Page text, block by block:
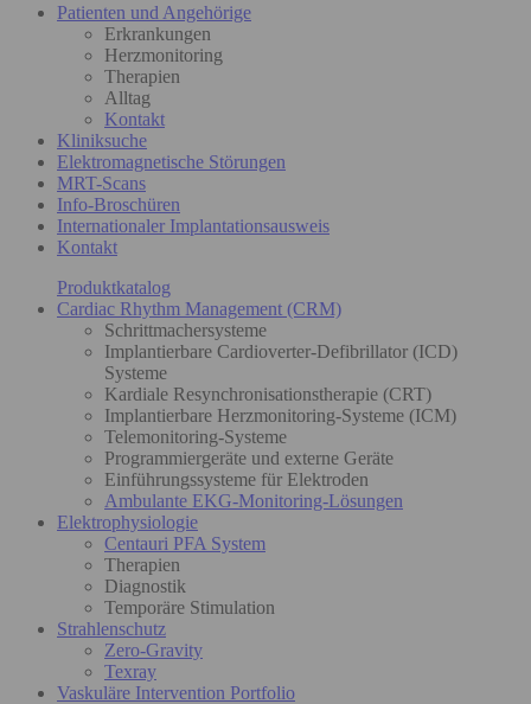
Patienten und Angehörige
Erkrankungen
Herzmonitoring
Therapien
Alltag
Kontakt
Kliniksuche
Elektromagnetische Störungen
MRT-Scans
Info-Broschüren
Internationaler Implantationsausweis
Kontakt
Produktkatalog
Cardiac Rhythm Management (CRM)
Schrittmachersysteme
Implantierbare Cardioverter-Defibrillator (ICD)
Systeme
Kardiale Resynchronisationstherapie (CRT)
Implantierbare Herzmonitoring-Systeme (ICM)
Telemonitoring-Systeme
Programmiergeräte und externe Geräte
Einführungssysteme für Elektroden
Ambulante EKG-Monitoring-Lösungen
Elektrophysiologie
Centauri PFA System
Therapien
Diagnostik
Temporäre Stimulation
Strahlenschutz
Zero-Gravity
Texray
Vaskuläre Intervention Portfolio